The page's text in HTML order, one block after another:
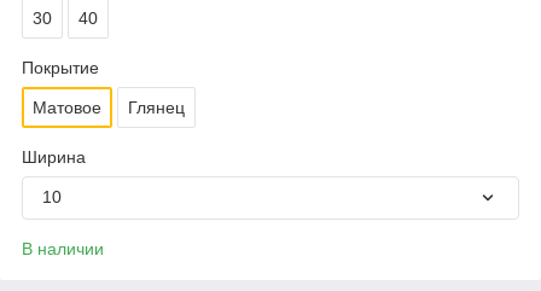
30 40
Покрытие
Матовое Глянец
Ширина
10
В наличии